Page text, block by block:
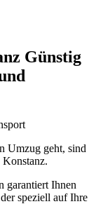
Günstig
Umzug geht, sind
garantiert Ihnen
speziell auf Ihre